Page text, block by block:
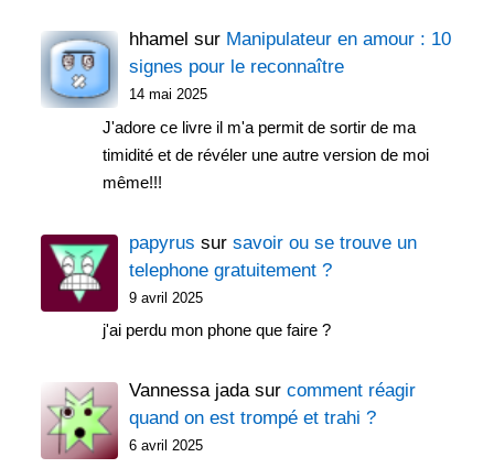
hhamel sur Manipulateur en amour : 10
signes pour le reconnaître
14 mai 2025
J'adore ce livre il m'a permit de sortir de ma
timidité et de révéler une autre version de moi
même!!!
papyrus sursavoir ou se trouve un
telephone gratuitement ?
9 avril 2025
j'ai perdu mon phone que faire ?
Vannessa jada surcomment réagir
quand on est trompé et trahi ?
6 avril 2025